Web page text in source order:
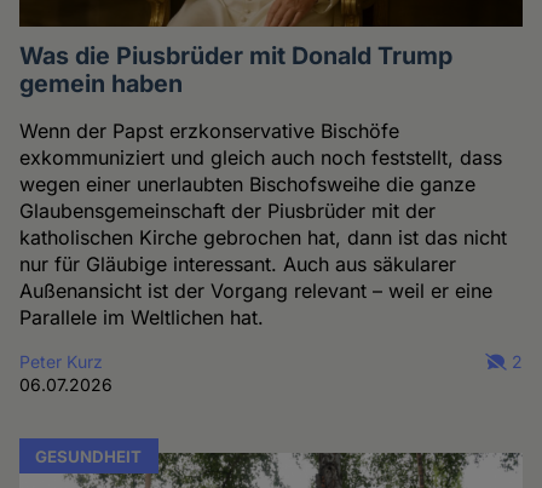
Was die Piusbrüder mit Donald Trump
gemein haben
Wenn der Papst erzkonservative Bischöfe
exkommuniziert und gleich auch noch feststellt, dass
wegen einer unerlaubten Bischofsweihe die ganze
Glaubensgemeinschaft der Piusbrüder mit der
katholischen Kirche gebrochen hat, dann ist das nicht
nur für Gläubige interessant. Auch aus säkularer
Außenansicht ist der Vorgang relevant – weil er eine
Parallele im Weltlichen hat.
Peter Kurz
06.07.2026
2
GESUNDHEIT